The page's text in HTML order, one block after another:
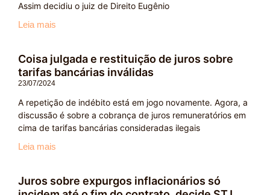
Assim decidiu o juiz de Direito Eugênio
Leia mais
Coisa julgada e restituição de juros sobre
tarifas bancárias inválidas
23/07/2024
A repetição de indébito está em jogo novamente. Agora, a
discussão é sobre a cobrança de juros remuneratórios em
cima de tarifas bancárias consideradas ilegais
Leia mais
Juros sobre expurgos inflacionários só